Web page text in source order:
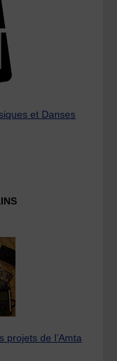
et Danses
projets de l’Amta